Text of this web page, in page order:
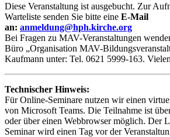
Diese Veranstaltung ist ausgebucht. Zur
Warteliste senden Sie bitte eine E-Mail
an: anmeldung@hph.kirche.org
Bei Fragen zu MAV-Veranstaltungen
Büro „Organisation MAV-
Kaufmann unter: Tel. 0621 5999-163.
Technischer Hinweis:
Für Online-Seminare nutzen wir einen
von Microsoft Teams. Die Teilnahme ist
oder über einen Webbrowser möglich. Der
Seminar wird einen Tag vor der